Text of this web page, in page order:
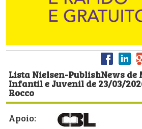
Lista Nielsen-PublishNews de
Infantil e Juvenil de 23/03/
Rocco
Apoio: